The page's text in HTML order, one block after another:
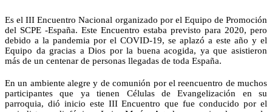
Es el III Encuentro Nacional organizado por el Equipo de Promoción
del SCPE -España. Este Encuentro estaba previsto para 2020, pero
debido a la pandemia por el COVID-19, se aplazó a este año y el
Equipo da gracias a Dios por la buena acogida, ya que asistieron
más de un centenar de personas llegadas de toda España.
En un ambiente alegre y de comunión por el reencuentro de muchos
participantes que ya tienen Células de Evangelización en su
parroquia, dió inicio este III Encuentro que fue conducido por el